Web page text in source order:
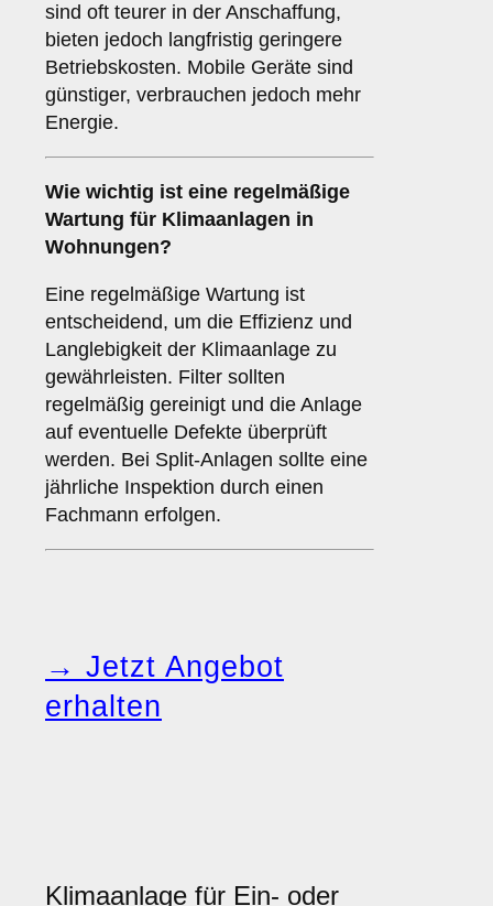
sind oft teurer in der Anschaffung,
bieten jedoch langfristig geringere
Betriebskosten. Mobile Geräte sind
günstiger, verbrauchen jedoch mehr
Energie.
Wie wichtig ist eine regelmäßige
Wartung für Klimaanlagen in
Wohnungen?
Eine regelmäßige Wartung ist
entscheidend, um die Effizienz und
Langlebigkeit der Klimaanlage zu
gewährleisten. Filter sollten
regelmäßig gereinigt und die Anlage
auf eventuelle Defekte überprüft
werden. Bei Split-Anlagen sollte eine
jährliche Inspektion durch einen
Fachmann erfolgen.
→ Jetzt Angebot
erhalten
Klimaanlage für Ein- oder